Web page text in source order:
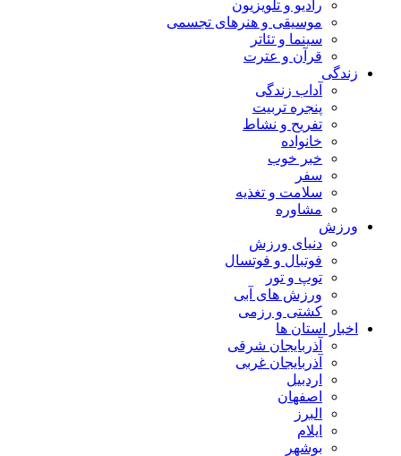
رادیو و تلویزیون
موسیقی و هنرهای تجسمی
سینما و تئاتر
قرآن و عترت
زندگی
آداب زندگی
پنجره تربیت
تفریح و نشاط
خانواده
خبر خوب
سفر
سلامت و تغذیه
مشاوره
ورزش
دنیای ورزش
فوتبال و فوتسال
توپ و تور
ورزش های آبی
کشتی و رزمی
اخبار استان ها
آذربایجان شرقی
آذربایجان غربی
اردبیل
اصفهان
البرز
ایلام
بوشهر